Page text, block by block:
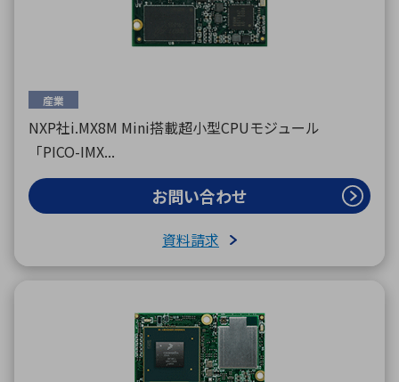
産業
NXP社i.MX8M Mini搭載超小型CPUモジュール
「PICO-IMX...
お問い合わせ
資料請求